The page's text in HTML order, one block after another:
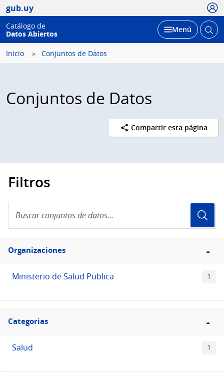
gub.uy
Catálogo de
Datos Abiertos
Desplegar
Menú Abrir
Inicio Conjuntos de Datos
Conjuntos de Datos
Compartir esta página
Filtros
conjuntos
de
Filtro
Organizaciones
Organizaciones
Ministerio de Salud Publica 1
Filtro
Categorias
Categorias
Salud 1